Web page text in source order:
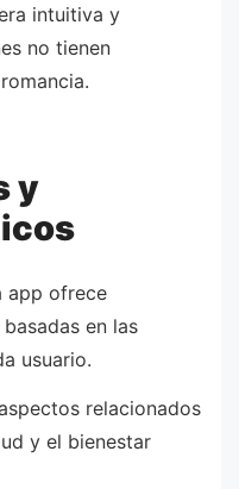
intuitiva y
no tienen
y
app ofrece
en las
usuario.
relacionados
y el bienestar